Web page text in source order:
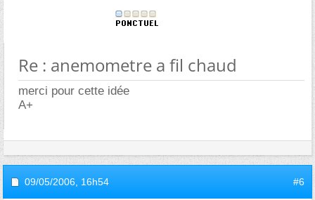
Re : anemometre a fil chaud
merci pour cette idée
A+
09/05/2006, 16h54 #6